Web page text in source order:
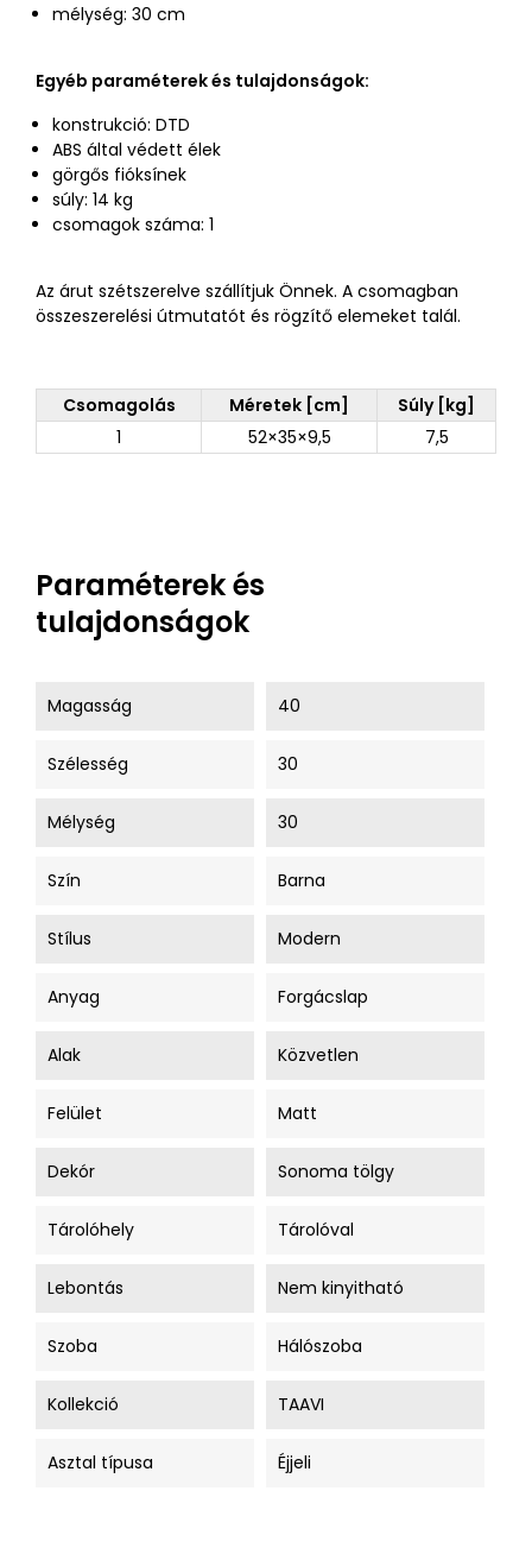
mélység: 30 cm
Egyéb paraméterek és tulajdonságok:
konstrukció: DTD
ABS által védett élek
görgős fióksínek
súly: 14 kg
csomagok száma: 1
Az árut szétszerelve szállítjuk Önnek. A csomagban
összeszerelési útmutatót és rögzítő elemeket talál.
Csomagolás Méretek [cm]
Súly [kg]
1
52×35×9,5 7,5
Paraméterek és
tulajdonságok
Magasság 40
Szélesség 30
Mélység 30
Szín Barna
Stílus Modern
Anyag Forgácslap
Alak Közvetlen
Felület Matt
Dekór Sonoma tölgy
Tárolóhely Tárolóval
Lebontás Nem kinyitható
Szoba Hálószoba
Kollekció TAAVI
Asztal típusa Éjjeli